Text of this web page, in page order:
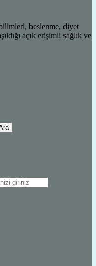
beslenme, diyet
açık erişimli sağlık ve